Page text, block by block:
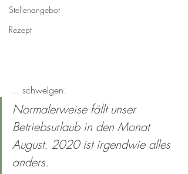
Stellenangebot
Rezept
... schwelgen.
Normalerweise fällt unser
Betriebsurlaub in den Monat
August. 2020 ist irgendwie alles
anders.